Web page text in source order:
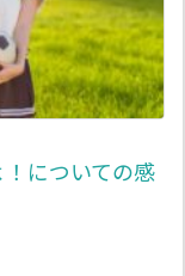
についての感